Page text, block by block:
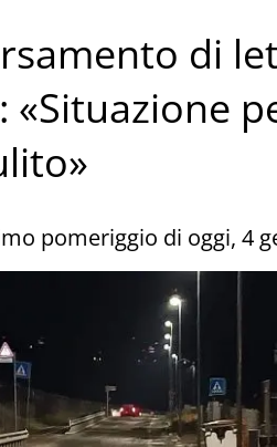
di
«Situazione
pomeriggio di oggi, 4